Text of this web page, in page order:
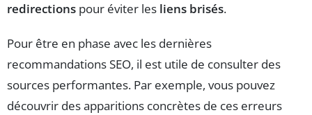
redirections pour éviter les liens brisés.
Pour être en phase avec les dernières
recommandations SEO, il est utile de consulter des
sources performantes. Par exemple, vous pouvez
découvrir des apparitions concrètes de ces erreurs